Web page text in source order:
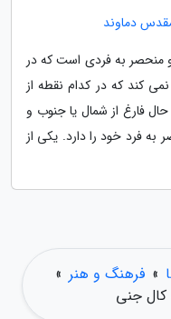
دماوند
منحصر به فردی است که در
کند که در کدام نقطه از
فارغ از شمال یا جنوب و
به فرد خود را دارد. یکی از
» فرهنگ و هنر »
کال جنی